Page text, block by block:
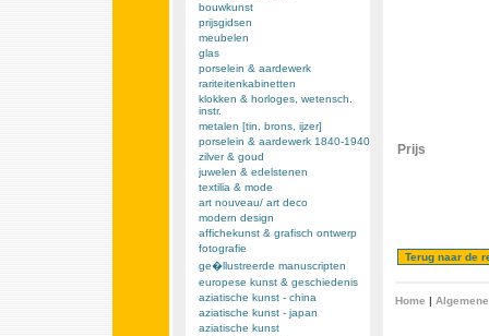
bouwkunst
prijsgidsen
meubelen
glas
porselein & aardewerk
rariteitenkabinetten
klokken & horloges, wetensch.
instr.
metalen [tin, brons, ijzer]
porselein & aardewerk 1840-1940
zilver & goud
juwelen & edelstenen
textilia & mode
art nouveau/ art deco
modern design
affichekunst & grafisch ontwerp
fotografie
ge�llustreerde manuscripten
europese kunst & geschiedenis
aziatische kunst - china
aziatische kunst - japan
aziatische kunst
Prijs
Home |